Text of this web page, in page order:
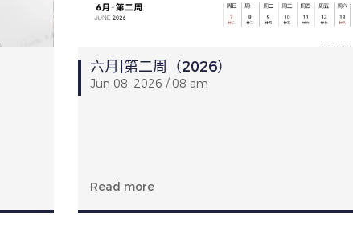
六月|第二周（2026）
Jun 08, 2026 / 08 am
Read more